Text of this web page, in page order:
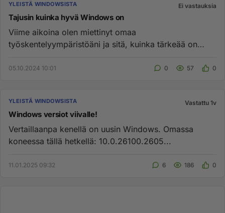
YLEISTÄ WINDOWSISTA Ei vastauksia
Tajusin kuinka hyvä Windows on
Viime aikoina olen miettinyt omaa
työskentelyympäristöäni ja sitä, kuinka tärkeää on
05.10.2024 10:01 0 57 0
YLEISTÄ WINDOWSISTA Vastattu 1v
Windows versiot viivalle!
Vertaillaanpa kenellä on uusin Windows. Omassa
koneessa tällä hetkellä: 10.0.26100.2605...
11.01.2025 09:32 6 186 0